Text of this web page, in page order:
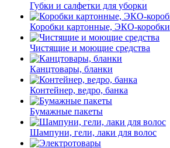
Губки и салфетки для уборки
Коробки картонные, ЭКО-коробки
Чистящие и моющие средства
Канцтовары, бланки
Контейнер, ведро, банка
Бумажные пакеты
Шампуни, гели, лаки для волос